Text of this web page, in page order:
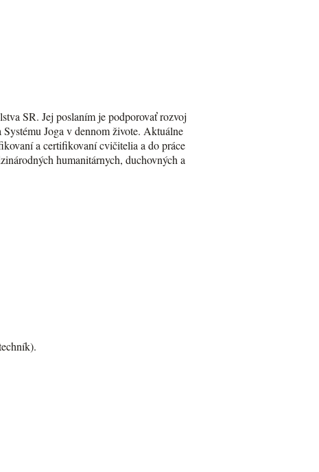
SR. Jej poslaním je podporovať rozvoj
Joga v dennom živote. Aktuálne
a certifikovaní cvičitelia a do práce
humanitárnych, duchovných a